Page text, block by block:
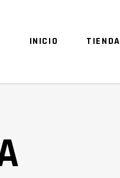
INICIO TIENDA